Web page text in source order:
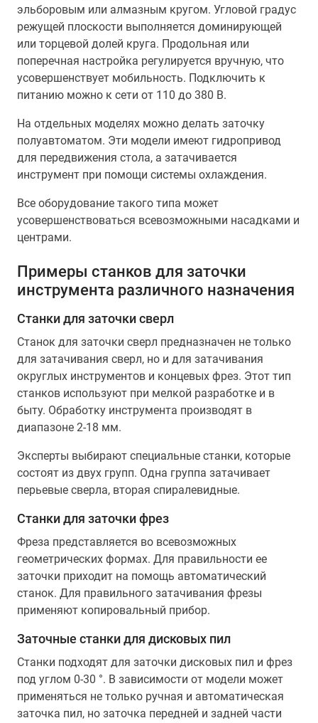
эльборовым или алмазным кругом. Угловой градус
режущей плоскости выполняется доминирующей
или торцевой долей круга. Продольная или
поперечная настройка регулируется вручную, что
усовершенствует мобильность. Подключить к
питанию можно к сети от 110 до 380 В.
На отдельных моделях можно делать заточку
полуавтоматом. Эти модели имеют гидропривод
для передвижения стола, а затачивается
инструмент при помощи системы охлаждения.
Все оборудование такого типа может
усовершенствоваться всевозможными насадками и
центрами.
Примеры станков для заточки
инструмента различного назначения
Станки для заточки сверл
Станок для заточки сверл предназначен не только
для затачивания сверл, но и для затачивания
округлых инструментов и концевых фрез. Этот тип
станков используют при мелкой разработке и в
быту. Обработку инструмента производят в
диапазоне 2-18 мм.
Эксперты выбирают специальные станки, которые
состоят из двух групп. Одна группа затачивает
перьевые сверла, вторая спиралевидные.
Станки для заточки фрез
Фреза представляется во всевозможных
геометрических формах. Для правильности ее
заточки приходит на помощь автоматический
станок. Для правильного затачивания фрезы
применяют копировальный прибор.
Заточные станки для дисковых пил
Станки подходят для заточки дисковых пил и фрез
под углом 0-30 °. В зависимости от модели может
применяться не только ручная и автоматическая
заточка пил, но заточка передней и задней части